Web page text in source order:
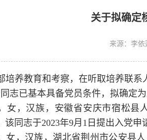
关于拟确定
来源：李依
培养教育和考察，在听取培养联
志已基本具备党员条件，拟确定
女，汉族，安徽省安庆市宿松县
该同志于2023年9月1日提出入党
女，汉族，湖北省荆州市公安县